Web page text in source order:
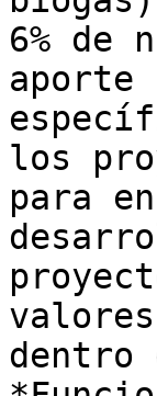
6% de
aporte
los
para
dentro